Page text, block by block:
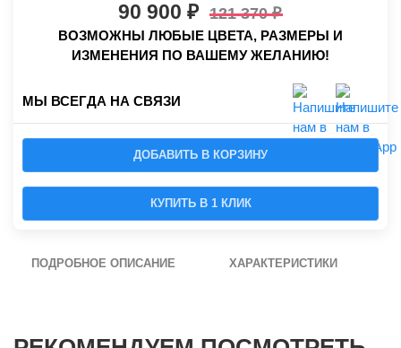
90 900 121 370
ВОЗМОЖНЫ ЛЮБЫЕ ЦВЕТА, РАЗМЕРЫ И
ИЗМЕНЕНИЯ ПО ВАШЕМУ ЖЕЛАНИЮ!
МЫ ВСЕГДА НА СВЯЗИ
ДОБАВИТЬ В КОРЗИНУ
КУПИТЬ В 1 КЛИК
ПОДРОБНОЕ ОПИСАНИЕ ХАРАКТЕРИСТИКИ